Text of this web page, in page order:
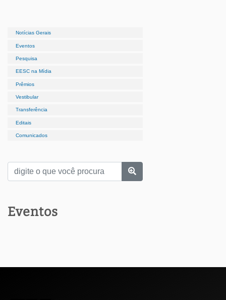
Notícias Gerais
Eventos
Pesquisa
EESC na Mídia
Prêmios
Vestibular
Transferência
Editais
Comunicados
Eventos